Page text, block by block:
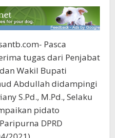
Pasca
tugas dari Penjabat
Wakil Bupati
Abdullah didampingi
S.Pd., M.Pd., Selaku
pidato
DPRD